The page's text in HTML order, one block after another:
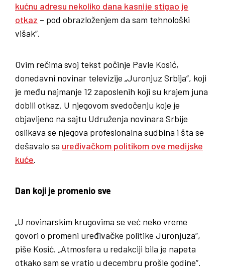
kućnu adresu nekoliko dana kasnije stigao je
otkaz – pod obrazloženjem da sam tehnološki
višak“.
Ovim rečima svoj tekst počinje Pavle Kosić,
donedavni novinar televizije „Juronjuz Srbija“, koji
je među najmanje 12 zaposlenih koji su krajem juna
dobili otkaz. U njegovom svedočenju koje je
objavljeno na sajtu Udruženja novinara Srbije
oslikava se njegova profesionalna sudbina i šta se
dešavalo sa uređivačkom politikom ove medijske
kuće.
Dan koji je promenio sve
„U novinarskim krugovima se već neko vreme
govori o promeni uređivačke politike Juronjuza“,
piše Kosić. „Atmosfera u redakciji bila je napeta
otkako sam se vratio u decembru prošle godine“.